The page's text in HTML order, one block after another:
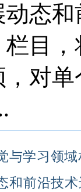
态
目
对
与学习领
和前沿技